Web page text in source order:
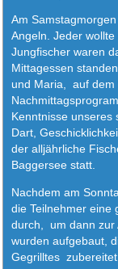
Am
Angeln. Jeder
Jungfischer waren
Mittagessen
und Maria, auf dem
Kenntnisse unseres
Dart,
der alljährliche
Baggersee statt.
Nachdem am
die Teilnehmer eine
durch,
um dann zur
wurden aufgebaut,
Gegrilltes zubereitet.